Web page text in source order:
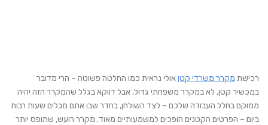
רכישת מקרר משרדי קטןאולי נראית כמו החלטה פשוטה – הרי מדובר
במכשיר קטן, לא במקרר משפחתי גדול. אבל דווקא בגלל שהמקרר הזה יהיה
ממוקם בחלל העבודה שלכם – לצד השולחן, בחדר שבו אתם מבלים שעות רבות
ביום – הפרטים הקטנים הופכים למשמעותיים מאוד. מקרר רועש, שתופס יותר